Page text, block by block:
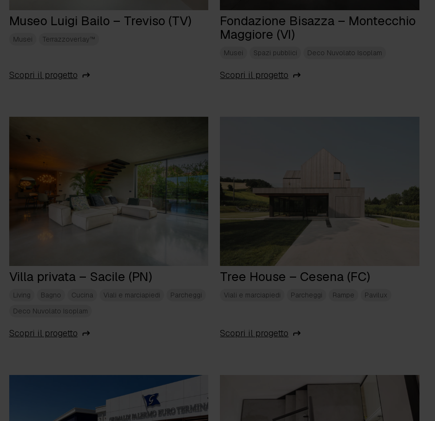
Museo Luigi Bailo – Treviso (TV)
Musei Terrazzoverlay™
Scopri il progetto
Fondazione Bisazza – Montecchio
Maggiore (VI)
Musei Spazi pubblici Deco Nuvolato Isoplam
Scopri il progetto
Villa privata – Sacile (PN)
Living Bagno Cucina Viali e marciapiedi
Parcheggi
Deco Nuvolato Isoplam
Scopri il progetto
Tree House – Cesena (FC)
Viali e marciapiedi Parcheggi Rampe Pavilux
Scopri il progetto